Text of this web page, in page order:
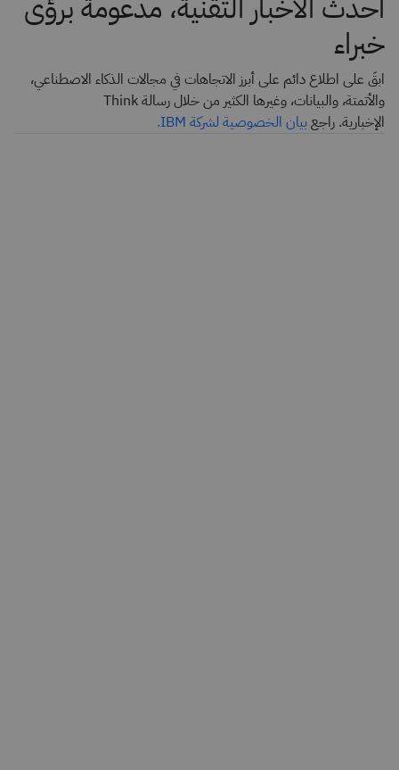
خبراء
ابقَ على اطلاع دائم على أبرز الاتجاهات في مجالات الذكاء الاصطناعي،
والأتمتة، والبيانات، وغيرها الكثير من خلال رسالة Think
الإخبارية. راجعبيان الخصوصية لشركة IBM.